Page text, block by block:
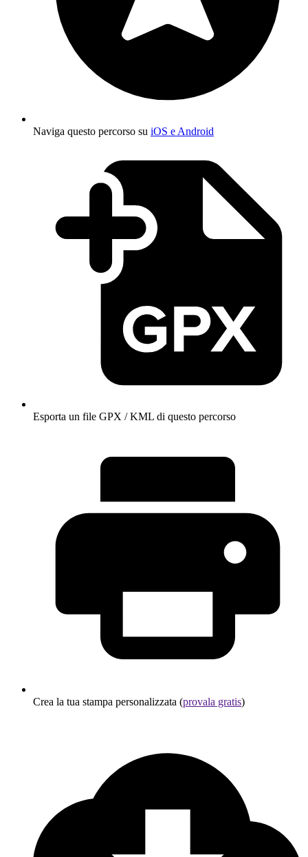
Naviga questo percorso su iOS e Android
Esporta un file GPX / KML di questo percorso
Crea la tua stampa personalizzata (provala gratis)